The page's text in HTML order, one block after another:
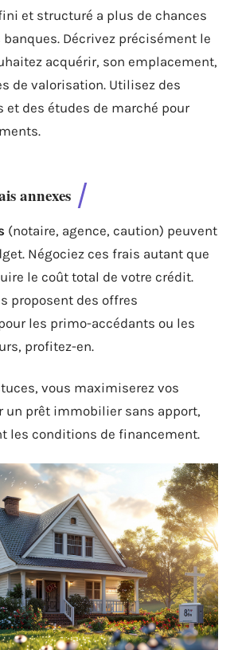
et structuré a plus de chances
Décrivez précisément le
acquérir, son emplacement,
de valorisation. Utilisez des
et des études de marché pour
annexes
(notaire, agence, caution) peuvent
Négociez ces frais autant que
le coût total de votre crédit.
proposent des offres
les primo-accédants ou les
profitez-en.
vous maximiserez vos
un prêt immobilier sans apport,
les conditions de financement.